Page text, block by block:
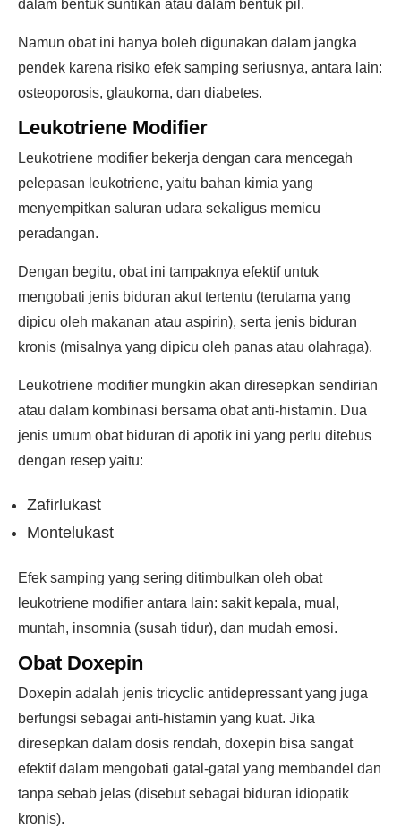
dalam bentuk suntikan atau dalam bentuk pil.
Namun obat ini hanya boleh digunakan dalam jangka
pendek karena risiko efek samping seriusnya, antara lain:
osteoporosis, glaukoma, dan diabetes.
Leukotriene Modifier
Leukotriene modifier bekerja dengan cara mencegah
pelepasan leukotriene, yaitu bahan kimia yang
menyempitkan saluran udara sekaligus memicu
peradangan.
Dengan begitu, obat ini tampaknya efektif untuk
mengobati jenis biduran akut tertentu (terutama yang
dipicu oleh makanan atau aspirin), serta jenis biduran
kronis (misalnya yang dipicu oleh panas atau olahraga).
Leukotriene modifier mungkin akan diresepkan sendirian
atau dalam kombinasi bersama obat anti-histamin. Dua
jenis umum obat biduran di apotik ini yang perlu ditebus
dengan resep yaitu:
Zafirlukast
Montelukast
Efek samping yang sering ditimbulkan oleh obat
leukotriene modifier antara lain: sakit kepala, mual,
muntah, insomnia (susah tidur), dan mudah emosi.
Obat Doxepin
Doxepin adalah jenis tricyclic antidepressant yang juga
berfungsi sebagai anti-histamin yang kuat. Jika
diresepkan dalam dosis rendah, doxepin bisa sangat
efektif dalam mengobati gatal-gatal yang membandel dan
tanpa sebab jelas (disebut sebagai biduran idiopatik
kronis).